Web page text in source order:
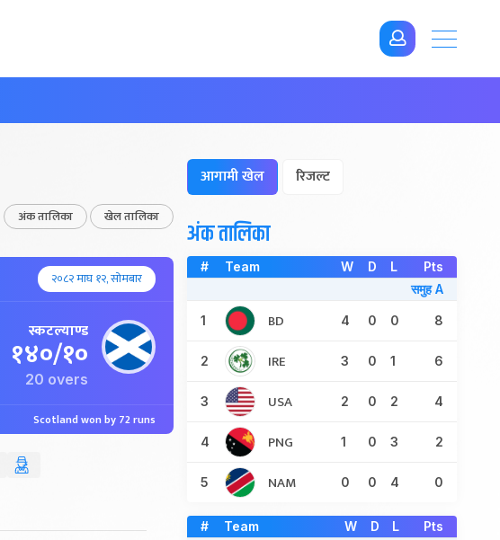
अंक तालिका खेल तालिका
२०८२ माघ १२, सोमबार
स्कटल्याण्ड
१४०/१०
20 overs
Scotland won by 72 runs
आगामी खेल रिजल्ट
अंक तालिका
# Team W D L
Pts
समुह A
1 BD 4 0 0 8
2 IRE 3 0 1 6
3 USA 2 0 2 4
4 PNG 1 0 3 2
5 NAM 0 0 4 0
# Team W D L
Pts